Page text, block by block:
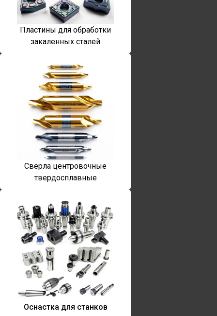
Пластины для обработки
закаленных сталей
Сверла центровочные
твердосплавные
Оснастка для станков